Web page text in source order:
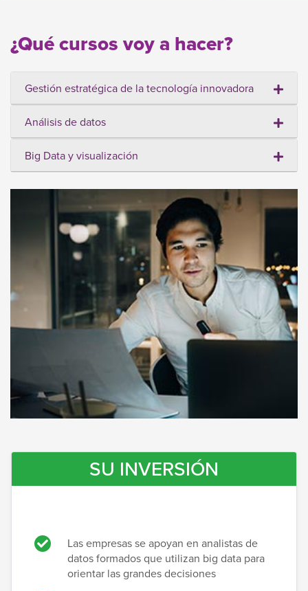
¿Qué cursos voy a hacer?
Gestión estratégica de la tecnología innovadora
Análisis de datos
Big Data y visualización
SU INVERSIÓN
Las empresas se apoyan en analistas de
datos formados que utilizan big data para
orientar las grandes decisiones